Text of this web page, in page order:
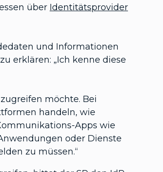
über Identitätsprovider
und Informationen
erklären: „Ich kenne diese
möchte. Bei
handeln, wie
Apps wie
oder Dienste
zu müssen.“